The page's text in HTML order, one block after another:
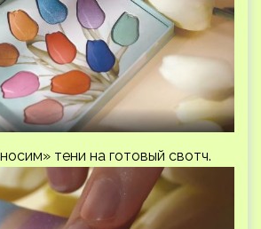
тени на готовый свотч.